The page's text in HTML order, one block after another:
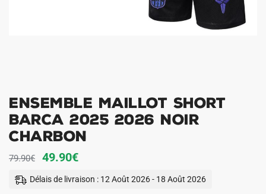
Ensemble Maillot Short
Barca 2025 2026 Noir
Charbon
79.90€
Le
prix
49.90€Le
prix
Délais de livraison : 12 Août 2026 - 18 Août 2026